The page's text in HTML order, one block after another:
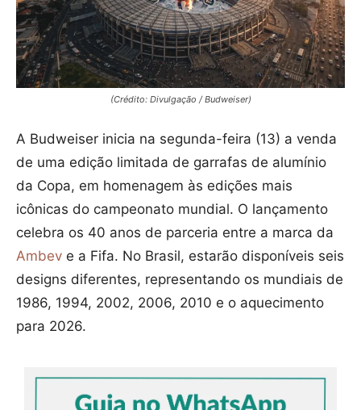
(Crédito: Divulgação / Budweiser)
A Budweiser inicia na segunda-feira (13) a venda
de uma edição limitada de garrafas de alumínio
da Copa, em homenagem às edições mais
icônicas do campeonato mundial. O lançamento
celebra os 40 anos de parceria entre a marca da
Ambev e a Fifa. No Brasil, estarão disponíveis seis
designs diferentes, representando os mundiais de
1986, 1994, 2002, 2006, 2010 e o aquecimento
para 2026.